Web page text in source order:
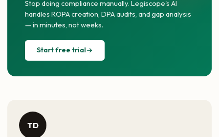
Stop doing compliance manually. Legiscope's AI
handles ROPA creation, DPA audits, and gap analysis
— in minutes, not weeks.
Start free trial
TD